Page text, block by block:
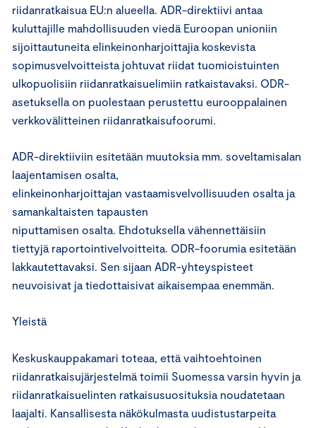
riidanratkaisua EU:n alueella. ADR-direktiivi antaa
kuluttajille mahdollisuuden viedä Euroopan unioniin
sijoittautuneita elinkeinonharjoittajia koskevista
sopimusvelvoitteista johtuvat riidat tuomioistuinten
ulkopuolisiin riidanratkaisuelimiin ratkaistavaksi. ODR-
asetuksella on puolestaan perustettu eurooppalainen
verkkovälitteinen riidanratkaisufoorumi.
ADR-direktiiviin esitetään muutoksia mm. soveltamisalan
laajentamisen osalta,
elinkeinonharjoittajan vastaamisvelvollisuuden osalta ja
samankaltaisten tapausten
niputtamisen osalta. Ehdotuksella vähennettäisiin
tiettyjä raportointivelvoitteita. ODR-foorumia esitetään
lakkautettavaksi. Sen sijaan ADR-yhteyspisteet
neuvoisivat ja tiedottaisivat aikaisempaa enemmän.
Yleistä
Keskuskauppakamari toteaa, että vaihtoehtoinen
riidanratkaisujärjestelmä toimii Suomessa varsin hyvin ja
riidanratkaisuelinten ratkaisusuosituksia noudatetaan
laajalti. Kansallisesta näkökulmasta uudistustarpeita